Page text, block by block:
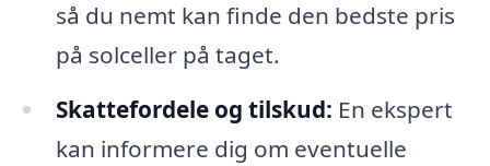
så du nemt kan finde den bedste pris
på solceller på taget.
Skattefordele og tilskud: En ekspert
kan informere dig om eventuelle